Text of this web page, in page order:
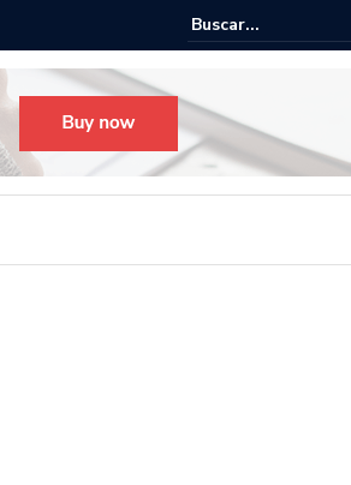
para el Festival Desfile Día de Muertos